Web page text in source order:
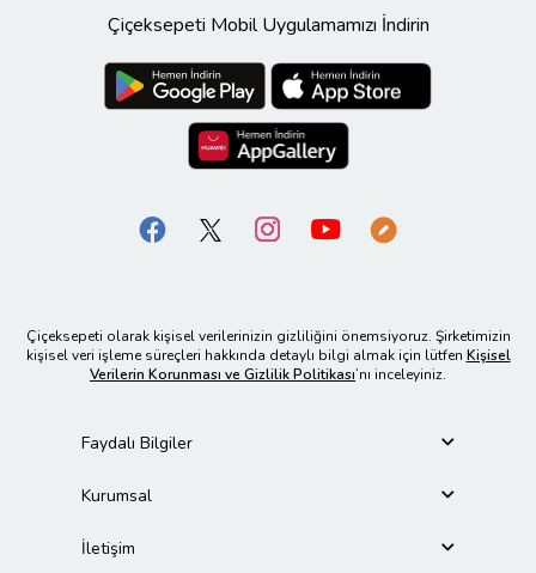
Çiçeksepeti Mobil Uygulamamızı İndirin
Çiçeksepeti olarak kişisel verilerinizin gizliliğini önemsiyoruz. Şirketimizin
kişisel veri işleme süreçleri hakkında detaylı bilgi almak için lütfen Kişisel
Verilerin Korunması ve Gizlilik Politikası’nı inceleyiniz.
Faydalı Bilgiler
Kurumsal
İletişim